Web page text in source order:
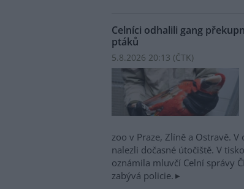
Celníci odhalili gang
ptáků
5.8.2026 20:13 (ČTK)
zoo v Praze, Zlíně a Ostravě.
nalezli dočasné útočiště. V
oznámila mluvčí Celní správy
zabývá policie.